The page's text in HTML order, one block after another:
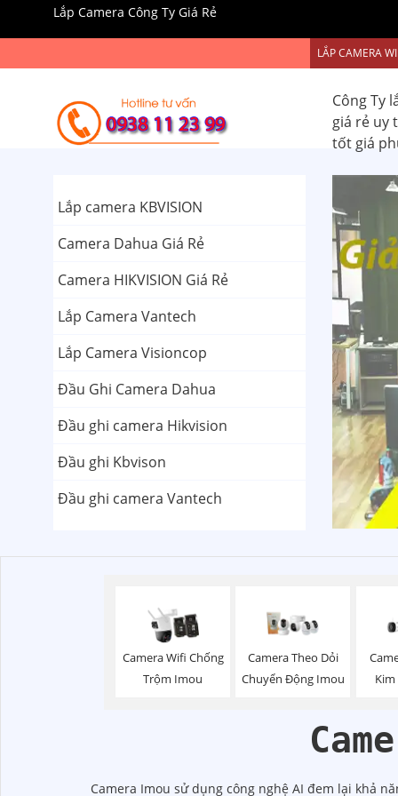
Lắp Camera Công Ty Giá Rẻ
LẮP CAMERA
Công Ty
giá rẻ uy
tốt giá
Lắp camera KBVISION
Camera Dahua Giá Rẻ
Camera HIKVISION Giá Rẻ
Lắp Camera Vantech
Lắp Camera Visioncop
Đầu Ghi Camera Dahua
Đầu ghi camera Hikvision
Đầu ghi Kbvison
Đầu ghi camera Vantech
Camera Wifi Chống
Trộm Imou
Camera Theo Dỏi
Chuyển Động Imou
Camera Imou sử dụng công nghệ AI đem lại khả